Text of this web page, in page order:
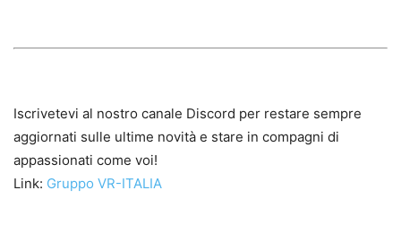
Iscrivetevi al nostro canale Discord per restare sempre
aggiornati sulle ultime novità e stare in compagni di
appassionati come voi!
Link: Gruppo VR-ITALIA